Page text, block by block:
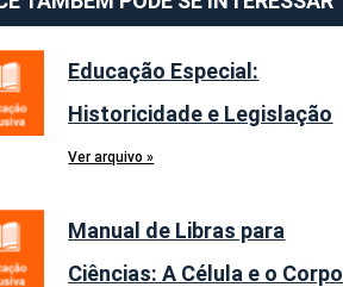
Educação Especial:
Historicidade e Legislação
Ver arquivo »
Manual de Libras para
Ciências: A Célula e o Corpo